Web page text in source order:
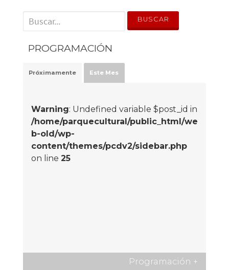
' . __('Search for:') . '
PROGRAMACIÓN
Próximamente Este Mes
Warning: Undefined variable $post_id in
/home/parquecultural/public_html/we
b-old/wp-
content/themes/pcdv2/sidebar.php
on line 25
Programación +